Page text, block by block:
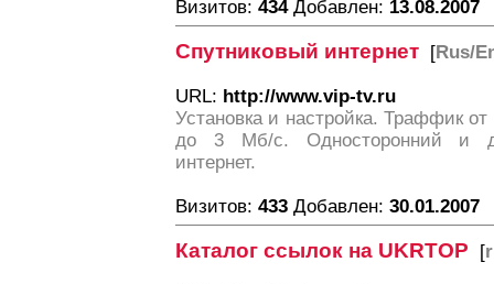
Визитов: 434Добавлен: 13.08.2007
Спутниковый интернет [Rus/
URL: http://www.vip-tv.ru
Установка и настройка. Траффик
до 3 Мб/с. Односторонний и
интернет.
Визитов: 433 Добавлен: 30.01.2007
Каталог ссылок на UKRTOP [